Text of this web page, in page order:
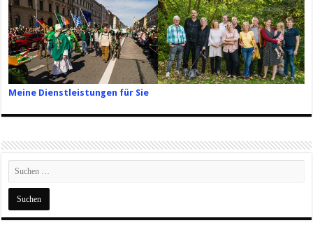
Meine Dienstleistungen für Sie